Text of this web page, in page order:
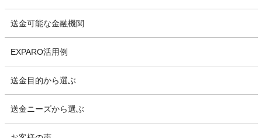
送金可能な金融機関
EXPARO活用例
送金目的から選ぶ
送金ニーズから選ぶ